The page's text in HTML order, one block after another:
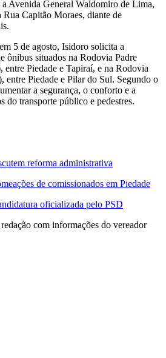
Avenida General Waldomiro de Lima,
Rua Capitão Moraes, diante de
5 de agosto, Isidoro solicita a
ônibus situados na Rodovia Padre
Piedade e Tapiraí, e na Rodovia
entre Piedade e Pilar do Sul. Segundo o
a segurança, o conforto e a
do transporte público e pedestres.
reforma administrativa
de comissionados em Piedade
oficializada pelo PSD
com informações do vereador